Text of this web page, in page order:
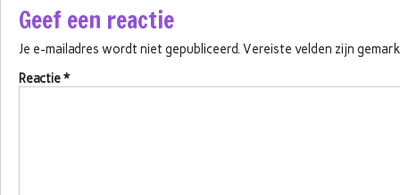
Geef een reactie
Je e-mailadres wordt niet gepubliceerd. Vereiste velden zijn
Reactie*